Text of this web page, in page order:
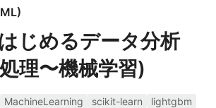
)
じめるデータ分析
理〜機械学習)
MachineLearning scikit-learn
lightgbm